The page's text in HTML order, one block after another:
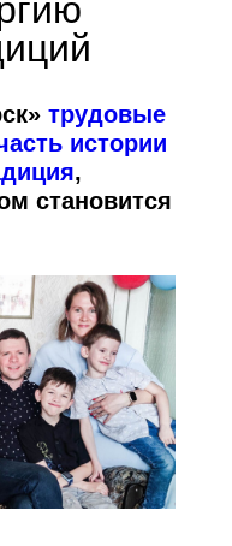
трудовые
истории
,
становится